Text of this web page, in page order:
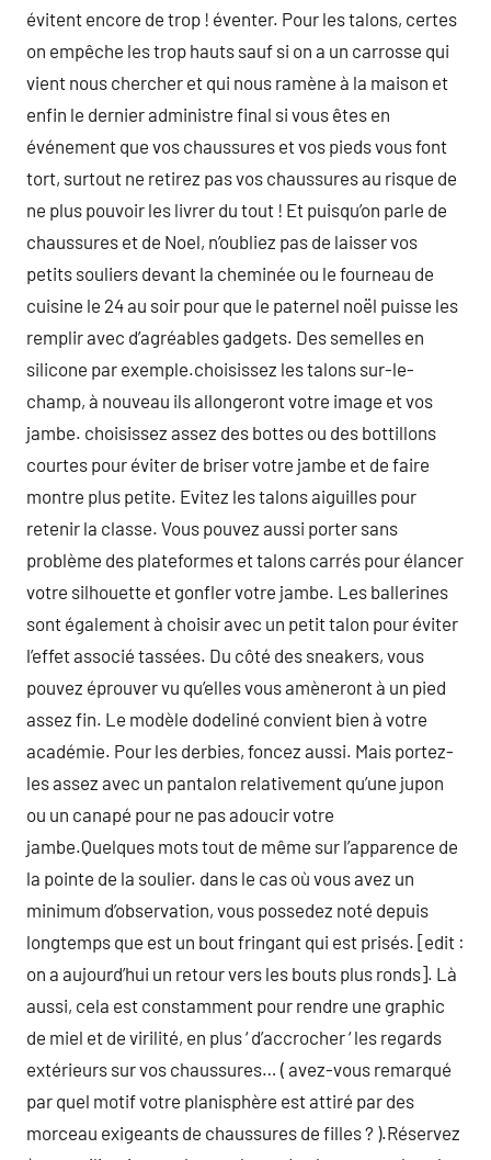
évitent encore de trop ! éventer. Pour les talons, certes
on empêche les trop hauts sauf si on a un carrosse qui
vient nous chercher et qui nous ramène à la maison et
enfin le dernier administre final si vous êtes en
événement que vos chaussures et vos pieds vous font
tort, surtout ne retirez pas vos chaussures au risque de
ne plus pouvoir les livrer du tout ! Et puisqu’on parle de
chaussures et de Noel, n’oubliez pas de laisser vos
petits souliers devant la cheminée ou le fourneau de
cuisine le 24 au soir pour que le paternel noël puisse les
remplir avec d’agréables gadgets. Des semelles en
silicone par exemple.choisissez les talons sur-le-
champ, à nouveau ils allongeront votre image et vos
jambe. choisissez assez des bottes ou des bottillons
courtes pour éviter de briser votre jambe et de faire
montre plus petite. Evitez les talons aiguilles pour
retenir la classe. Vous pouvez aussi porter sans
problème des plateformes et talons carrés pour élancer
votre silhouette et gonfler votre jambe. Les ballerines
sont également à choisir avec un petit talon pour éviter
l’effet associé tassées. Du côté des sneakers, vous
pouvez éprouver vu qu’elles vous amèneront à un pied
assez fin. Le modèle dodeliné convient bien à votre
académie. Pour les derbies, foncez aussi. Mais portez-
les assez avec un pantalon relativement qu’une jupon
ou un canapé pour ne pas adoucir votre
jambe.Quelques mots tout de même sur l’apparence de
la pointe de la soulier. dans le cas où vous avez un
minimum d’observation, vous possedez noté depuis
longtemps que est un bout fringant qui est prisés. [edit :
on a aujourd’hui un retour vers les bouts plus ronds]. Là
aussi, cela est constamment pour rendre une graphic
de miel et de virilité, en plus ‘ d’accrocher ‘ les regards
extérieurs sur vos chaussures… ( avez-vous remarqué
par quel motif votre planisphère est attiré par des
morceau exigeants de chaussures de filles ? ).Réservez